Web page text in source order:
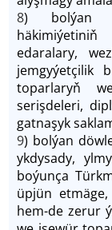
8) bolýan
häkimiýetiniň
edaralary,
jemgyýetçilik
toparlaryň
serişdeleri,
gatnaşyk
9) bolýan
ykdysady,
boýunça
üpjün
hem-de zerur